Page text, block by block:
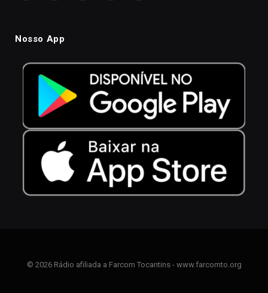
Nosso App
© 2026 Rádio afiliada a Farcom Tocantins - www.farcomto.org